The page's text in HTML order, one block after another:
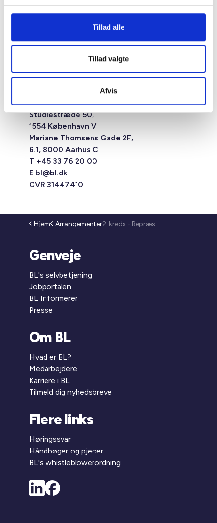
Tillad alle
Tillad valgte
Afvis
Studiestræde 50,
1554 København V
Mariane Thomsens Gade 2F,
6.1, 8000 Aarhus C
T +45 33 76 20 00
E bl@bl.dk
CVR 31447410
Hjem Arrangementer 2. kreds - Repræsentantmøde (26-152)
Genveje
BL's selvbetjening
Jobportalen
BL Informerer
Presse
Om BL
Hvad er BL?
Medarbejdere
Karriere i BL
Tilmeld dig nyhedsbreve
Flere links
Høringssvar
Håndbøger og pjecer
BL's whistleblowerordning